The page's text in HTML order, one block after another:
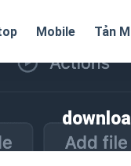
Mobile Tản